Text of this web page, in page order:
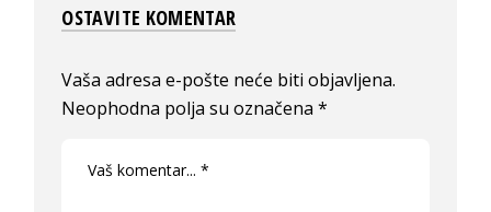
OSTAVITE KOMENTAR
Vaša adresa e-pošte neće biti objavljena.
Neophodna polja su označena*